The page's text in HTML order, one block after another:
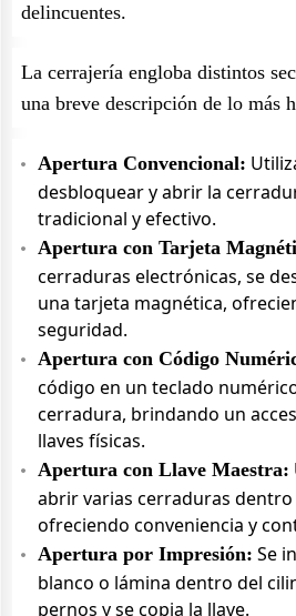
delincuentes.
La cerrajería engloba distintos
una breve descripción de lo más
Apertura Convencional:
desbloquear y abrir la
tradicional y efectivo.
Apertura con Tarjeta
cerraduras electrónicas, se
una tarjeta magnética,
seguridad.
Apertura con Código
código en un teclado
cerradura, brindando un
llaves físicas.
Apertura con Llave Maestra:
abrir varias cerraduras dentro
ofreciendo conveniencia y
Apertura por Impresión: Se
blanco o lámina dentro del
pernos y se copia la llave.